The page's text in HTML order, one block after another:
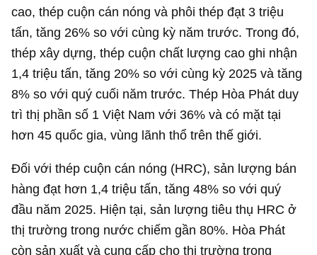
cao, thép cuộn cán nóng và phôi thép đạt 3 triệu
tấn, tăng 26% so với cùng kỳ năm trước. Trong đó,
thép xây dựng, thép cuộn chất lượng cao ghi nhận
1,4 triệu tấn, tăng 20% so với cùng kỳ 2025 và tăng
8% so với quý cuối năm trước. Thép Hòa Phát duy
trì thị phần số 1 Việt Nam với 36% và có mặt tại
hơn 45 quốc gia, vùng lãnh thổ trên thế giới.
Đối với thép cuộn cán nóng (HRC), sản lượng bán
hàng đạt hơn 1,4 triệu tấn, tăng 48% so với quý
đầu năm 2025. Hiện tại, sản lượng tiêu thụ HRC ở
thị trường trong nước chiếm gần 80%. Hòa Phát
còn sản xuất và cung cấp cho thị trường trong